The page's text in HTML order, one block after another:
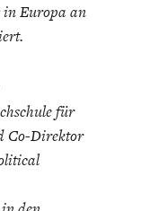
in Europa an
für
Co-Direktor